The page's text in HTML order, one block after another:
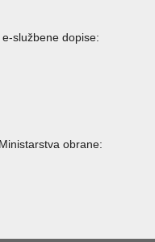
službene dopise:
obrane: